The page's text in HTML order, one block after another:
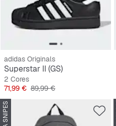
adidas Originals
Superstar II (GS)
2 Cores
Preço
71,99 € Preço original
89,99 €